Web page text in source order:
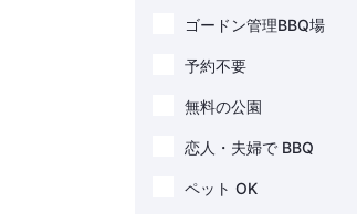
ゴードン管理BBQ場
予約不要
無料の公園
恋人・夫婦で BBQ
ペット OK